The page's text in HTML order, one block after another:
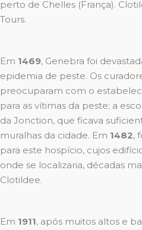
perto de Chelles (França).
Tours.
Em 1469, Genebra foi
epidemia de peste. Os
preocuparam com o
para as vítimas da peste; a
da Jonction, que ficava
muralhas da cidade. Em 1482,
para este hospício, cujos
onde se localizaria, décadas
Clotildee.
Em 1911, após muitos altos e